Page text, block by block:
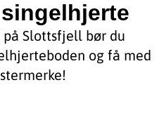
på Slottsfjell bør du
og få med